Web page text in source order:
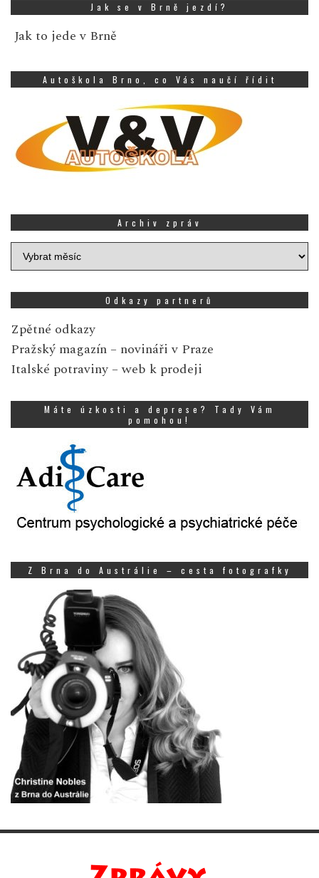
Jak se v Brně jezdí?
Jak to jede v Brně
Autoškola Brno, co Vás naučí řídit
Archiv zpráv
Archiv
zpráv
Odkazy partnerů
Zpětné odkazy
Pražský magazín – novináři v Praze
Italské potraviny – web k prodeji
Máte úzkosti a deprese? Tady Vám
pomohou!
Z Brna do Austrálie – cesta fotografky